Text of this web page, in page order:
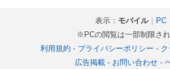
表示： モバイル｜ PC
※PCの閲覧は一部制限さ
利用規約 - プライバシーポリシー -
広告掲載- お問い合わせ-